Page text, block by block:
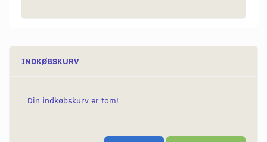
INDKØBSKURV
Din indkøbskurv er tom!